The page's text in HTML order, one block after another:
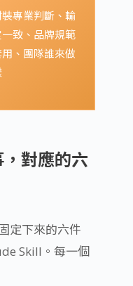
專業判斷、輸
致、品牌規範
用、團隊誰來做
對應的六
定下來的六件
Skill。每一個